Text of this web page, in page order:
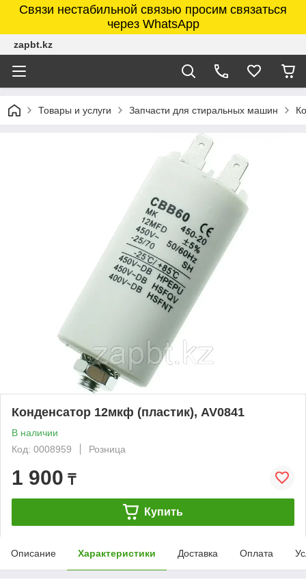
Связи нестабильной связью просим связаться
через WhatsApp
zapbt.kz
Товары и услуги Запчасти для стиральных машин
Конденсатор 12мкф (пластик), AV0841
В наличии
Код: 0008959
Розница
1 900 ₸
Купить
Описание Характеристики Доставка Оплата